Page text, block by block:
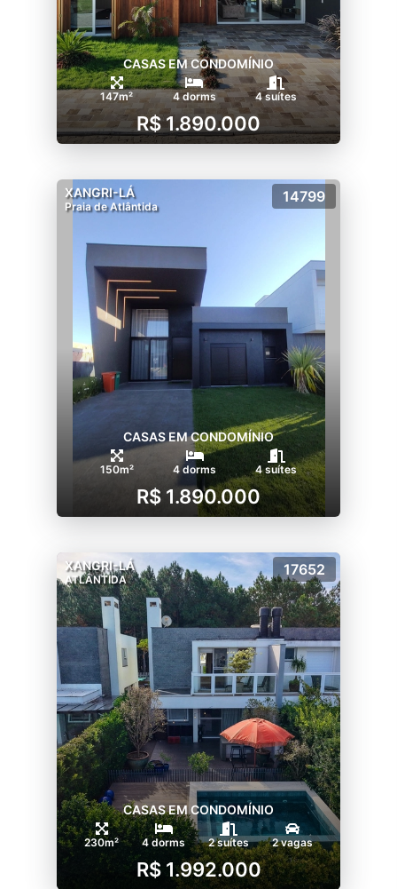
CASAS EM CONDOMÍNIO
147m² 4 dorms 4 suítes
R$ 1.890.000
XANGRI-LÁ
Praia de Atlântida
14799
CASAS EM CONDOMÍNIO
150m² 4 dorms 4 suítes
R$ 1.890.000
XANGRI-LÁ
ATLÂNTIDA
17652
CASAS EM CONDOMÍNIO
230m² 4 dorms 2 suítes 2 vagas
R$ 1.992.000